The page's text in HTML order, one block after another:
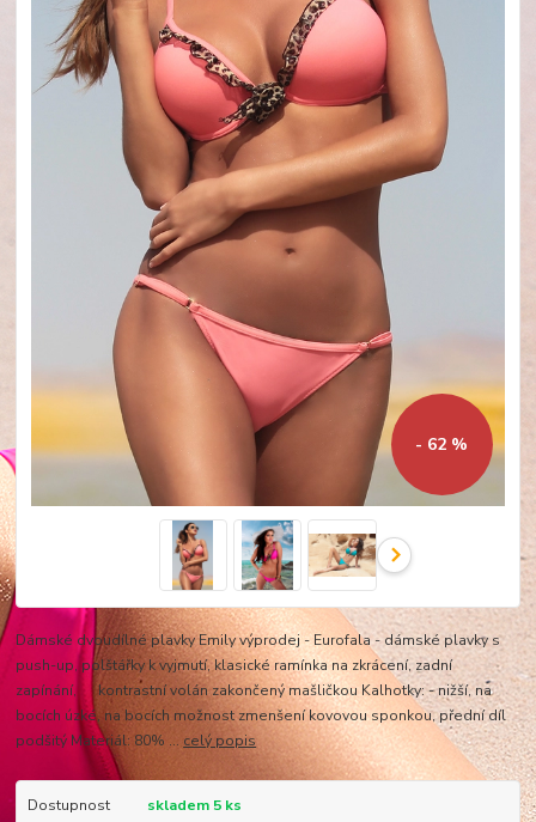
- 62 %
Dámské dvoudílné plavky Emily výprodej - Eurofala - dámské plavky s
push-up, polštářky k vyjmutí, klasické ramínka na zkrácení, zadní
zapínání, kontrastní volán zakončený mašličkou Kalhotky: - nižší, na
bocích úzké, na bocích možnost zmenšení kovovou sponkou, přední díl
podšitý Materiál: 80% ... celý popis
Dostupnost
skladem 5 ks